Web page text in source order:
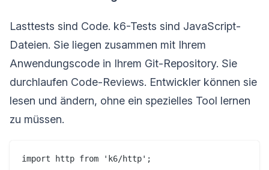
Lasttests sind Code. k6-Tests sind JavaScript-
Dateien. Sie liegen zusammen mit Ihrem
Anwendungscode in Ihrem Git-Repository. Sie
durchlaufen Code-Reviews. Entwickler können sie
lesen und ändern, ohne ein spezielles Tool lernen
zu müssen.
import http from 'k6/http';